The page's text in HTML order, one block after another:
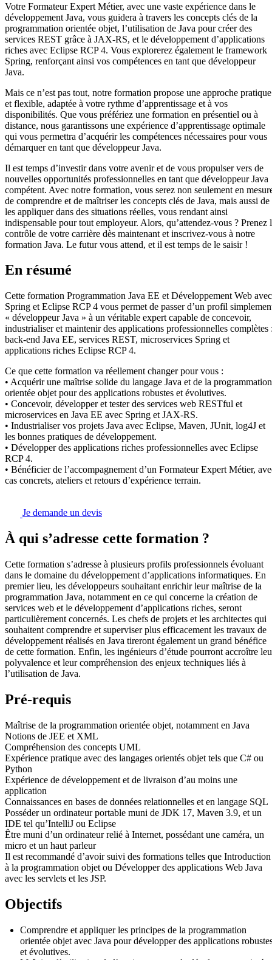
Votre Formateur Expert Métier, avec une vaste expérience dans le
développement Java, vous guidera à travers les concepts clés de la
programmation orientée objet, l’utilisation de Java pour créer des
services REST grâce à JAX-RS, et le développement d’applications
riches avec Eclipse RCP 4. Vous explorerez également le framework
Spring, renforçant ainsi vos compétences en tant que développeur
Java.
Mais ce n’est pas tout, notre formation propose une approche pratique
et flexible, adaptée à votre rythme d’apprentissage et à vos
disponibilités. Que vous préfériez une formation en présentiel ou à
distance, nous garantissons une expérience d’apprentissage optimale
qui vous permettra d’acquérir les compétences nécessaires pour vous
démarquer en tant que développeur Java.
Il est temps d’investir dans votre avenir et de vous propulser vers de
nouvelles opportunités professionnelles en tant que développeur Java
compétent. Avec notre formation, vous serez non seulement en
de comprendre et de maîtriser les concepts clés de Java, mais aussi de
les appliquer dans des situations réelles, vous rendant ainsi
indispensable pour tout employeur. Alors, qu’attendez-vous ? Prenez
contrôle de votre carrière dès maintenant et inscrivez-vous à notre
formation Java. Le futur vous attend, et il est temps de le saisir !
En résumé
Cette formation Programmation Java EE et Développement Web avec
Spring et Eclipse RCP 4 vous permet de passer d’un profil
« développeur Java » à un véritable expert capable de concevoir,
industrialiser et maintenir des applications professionnelles complètes
back-end Java EE, services REST, microservices Spring et
applications riches Eclipse RCP 4.
Ce que cette formation va réellement changer pour vous :
• Acquérir une maîtrise solide du langage Java et de la programmation
orientée objet pour des applications robustes et évolutives.
• Concevoir, développer et tester des services web RESTful et
microservices en Java EE avec Spring et JAX-RS.
• Industrialiser vos projets Java avec Eclipse, Maven, JUnit, log4J et
les bonnes pratiques de développement.
• Développer des applications riches professionnelles avec Eclipse
RCP 4.
• Bénéficier de l’accompagnement d’un Formateur Expert Métier,
cas concrets, ateliers et retours d’expérience terrain.
Je demande un devis
À qui s’adresse cette formation ?
Cette formation s’adresse à plusieurs profils professionnels évoluant
dans le domaine du développement d’applications informatiques. En
premier lieu, les développeurs souhaitant enrichir leur maîtrise de la
programmation Java, notamment en ce qui concerne la création de
services web et le développement d’applications riches, seront
particulièrement concernés. Les chefs de projets et les architectes qui
souhaitent comprendre et superviser plus efficacement les travaux de
développement réalisés en Java tireront également un grand bénéfice
de cette formation. Enfin, les ingénieurs d’étude pourront accroître
polyvalence et leur compréhension des enjeux techniques liés à
l’utilisation de Java.
Pré-requis
Maîtrise de la programmation orientée objet, notamment en Java
Notions de JEE et XML
Compréhension des concepts UML
Expérience pratique avec des langages orientés objet tels que C# ou
Python
Expérience de développement et de livraison d’au moins une
application
Connaissances en bases de données relationnelles et en langage SQL
Posséder un ordinateur portable muni de JDK 17, Maven 3.9, et un
IDE tel qu’IntelliJ ou Eclipse
Être muni d’un ordinateur relié à Internet, possédant une caméra, un
micro et un haut parleur
Il est recommandé d’avoir suivi des formations telles que Introduction
à la programmation objet ou Développer des applications Web Java
avec les servlets et les JSP.
Objectifs
Comprendre et appliquer les principes de la programmation
orientée objet avec Java pour développer des applications
et évolutives.